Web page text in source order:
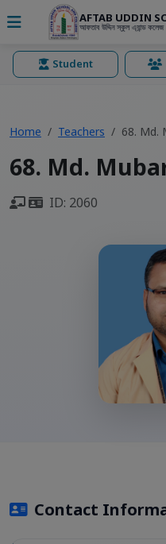
AFTAB UDDIN
আফতাব উদ্দিন স্কুল এ্যান্ড কলেজ
Student
Home Teachers 68. Md.
68. Md.
ID: 2060
Contact